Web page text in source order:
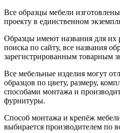
Все образцы мебели
проекту в единственном
Образцы имеют названия для их
поиска по сайту, все названия
зарегистрированным товарным
Все мебельные изделия могут
образцов по цвету, размеру,
способами монтажа и
фурнитуры.
Способ монтажа и крепёж
выбирается производителем по